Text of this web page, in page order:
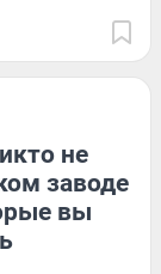
не
заводе
вы